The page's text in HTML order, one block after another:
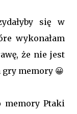
się w
wykonałam
że nie jest
memory 😀
memory Ptaki